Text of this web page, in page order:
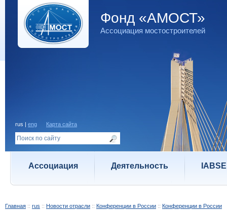
Фонд «АМОСТ»
Ассоциация мостостроителей
rus | eng Карта сайта
Ассоциация Деятельность IABSE
Главная :: rus :: Новости отрасли :: Конференции в России :: Конференции в России